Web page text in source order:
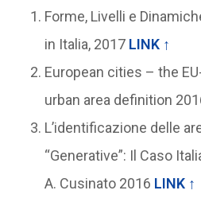
Forme, Livelli e
in Italia, 2017 LINK ↑
European cities – the
urban area definition
L’identificazione delle
“Generative”: Il Caso
A. Cusinato 2016 LINK ↑